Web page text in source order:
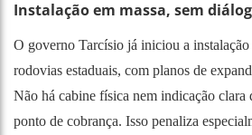
Instalação em massa, sem
O governo Tarcísio já iniciou a
rodovias estaduais, com planos de
Não há cabine física nem indicação clara
ponto de cobrança. Isso penaliza